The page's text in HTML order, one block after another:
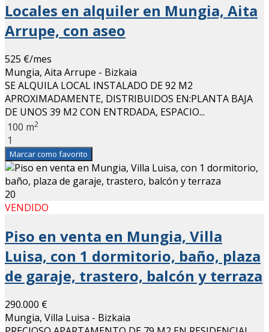
Locales en alquiler en Mungia, Aita
Arrupe, con aseo
525 €/mes
Mungia, Aita Arrupe - Bizkaia
SE ALQUILA LOCAL INSTALADO DE 92 M2
APROXIMADAMENTE, DISTRIBUIDOS EN:PLANTA BAJA
DE UNOS 39 M2 CON ENTRDADA, ESPACIO...
100 m2
1
Marcar como favorito
20
VENDIDO
Piso en venta en Mungia, Villa
Luisa, con 1 dormitorio, baño, plaza
de garaje, trastero, balcón y terraza
290.000 €
Mungia, Villa Luisa - Bizkaia